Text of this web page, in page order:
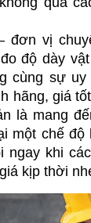
đơn vị
độ dày
cùng sự
hãng, giá
là mang
một chế độ
ngay khi
kịp thời